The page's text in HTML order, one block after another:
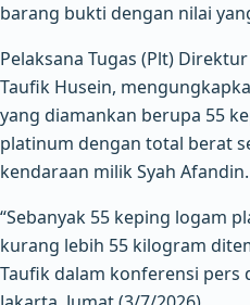
barang bukti dengan nilai
Pelaksana Tugas (Plt)
Taufik Husein,
yang diamankan berupa 55
platinum dengan total berat
kendaraan milik Syah Afandin.
“Sebanyak 55 keping logam
kurang lebih 55 kilogram
Taufik dalam konferensi pers